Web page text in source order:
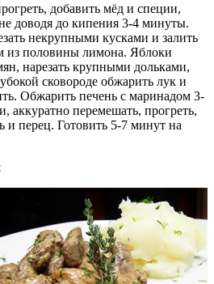
добавить мёд и специи,
доводя до кипения 3-4 минуты.
некрупными кусками и залить
из половины лимона. Яблоки
нарезать крупными дольками,
сковороде обжарить лук и
Обжарить печень с маринадом 3-
аккуратно перемешать, прогреть,
и перец. Готовить 5-7 минут на